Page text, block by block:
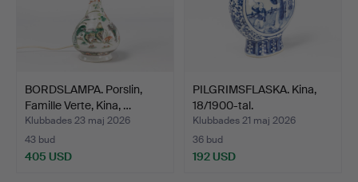
BORDSLAMPA. Porslin,
Famille Verte, Kina, …
Klubbades 23 maj 2026
43 bud
405 USD
PILGRIMSFLASKA. Kina,
18/1900-tal.
Klubbades 21 maj 2026
36 bud
192 USD